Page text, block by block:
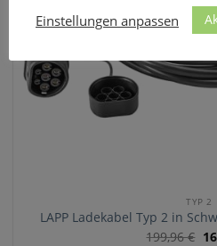
TYP 2
LAPP Ladekabel Typ 2 in
199,96€
Einstellungen anpassen